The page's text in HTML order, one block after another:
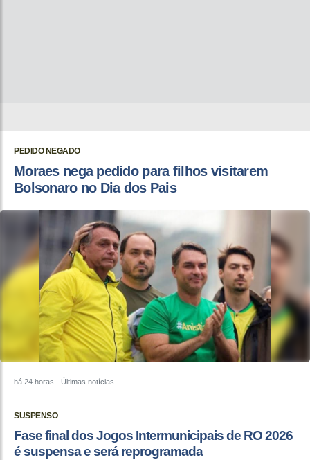
PEDIDO NEGADO
Moraes nega pedido para filhos visitarem
Bolsonaro no Dia dos Pais
há 24 horas - Últimas notícias
SUSPENSO
Fase final dos Jogos Intermunicipais de RO 2026
é suspensa e será reprogramada